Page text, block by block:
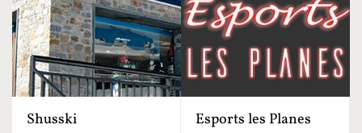
Shusski Esports les Planes